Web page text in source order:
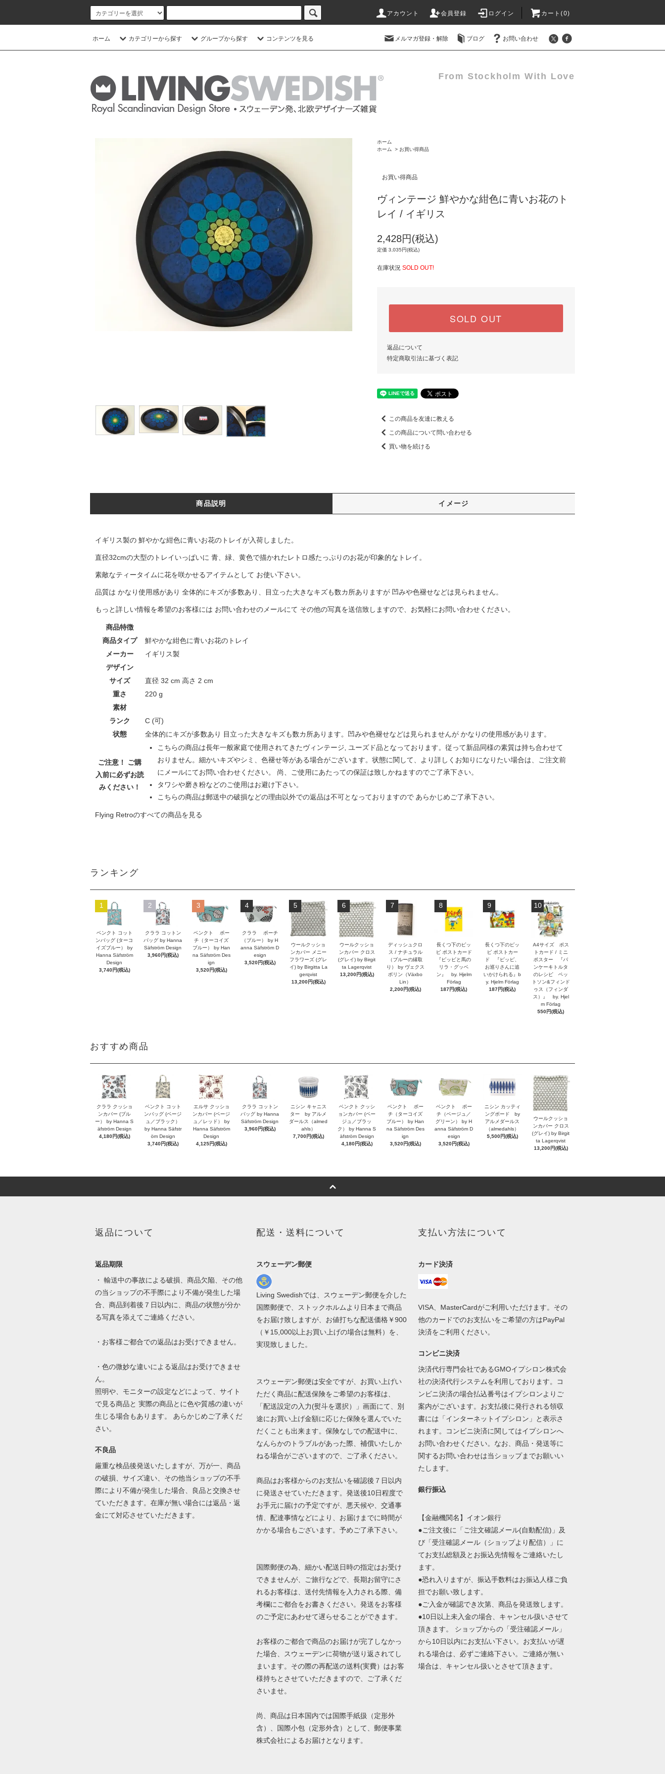
アカウント 会員登録 ログイン カート(0)
ホーム カテゴリーから探す グループから探す コンテンツを見る メルマガ登録・解除 ブログ お問い合わせ
From Stockholm With Love
ホーム
ホーム
> お買い得商品
お買い得商品
ヴィンテージ 鮮やかな紺色に青いお花のト
レイ / イギリス
2,428円(税込)
定価 3,035円(税込)
在庫状況 SOLD OUT!
SOLD OUT
返品について
特定商取引法に基づく表記
この商品を友達に教える
この商品について問い合わせる
買い物を続ける
商品説明 イメージ
イギリス製の 鮮やかな紺色に青いお花のトレイが入荷しました。
直径32cmの大型のトレイいっぱいに 青、緑、黄色で描かれたレトロ感たっぷりのお花が印象的なトレイ。
素敵なティータイムに花を咲かせるアイテムとして お使い下さい。
品質は かなり使用感があり 全体的にキズが多数あり、目立った大きなキズも数カ所ありますが 凹みや色褪せなどは見られません。
もっと詳しい情報を希望のお客様には お問い合わせのメールにて その他の写真を送信致しますので、お気軽にお問い合わせください。
商品特徴
商品タイプ
鮮やかな紺色に青いお花のトレイ
メーカー
イギリス製
デザイン
サイズ
直径 32 cm 高さ 2 cm
重さ
220 g
素材
ランク
C (可)
状態
全体的にキズが多数あり 目立った大きなキズも数カ所あります。凹みや色褪せなどは見られませんが かなりの使用感があります。
ご注意！ ご購
入前に必ずお読
みください！
こちらの商品は長年一般家庭で使用されてきたヴィンテージ, ユーズド品となっております。従って新品同様の素質は持ち合わせて
おりません。細かいキズやシミ、色褪せ等がある場合がございます。状態に関して、より詳しくお知りになりたい場合は、ご注文前
にメールにてお問い合わせください。 尚、ご使用にあたっての保証は致しかねますのでご了承下さい。
タワシや磨き粉などのご使用はお避け下さい。
こちらの商品は郵送中の破損などの理由以外での返品は不可となっておりますので あらかじめご了承下さい。
Flying Retroのすべての商品を見る
ランキング
1
ベンクト コット
ンバッグ (ターコ
イズブルー） by
Hanna Säfström
Design
3,740円(税込)
2
クララ コットン
バッグ by Hanna
Säfström Design
3,960円(税込)
3
ベンクト ポー
チ（ターコイズ
ブルー） by Han
na Säfström Des
ign
3,520円(税込)
4
クララ ポーチ
（ブルー） by H
anna Säfström D
esign
3,520円(税込)
5
ウールクッショ
ンカバー メニー
フラワーズ (グレ
イ) by Birgitta La
gerqvist
13,200円(税込)
6
ウールクッショ
ンカバー クロス
(グレイ) by Birgit
ta Lagerqvist
13,200円(税込)
7
ディッシュクロ
ス / ナチュラル
（ブルーの縁取
り） by ヴェクス
ボリン（Växbo
Lin）
2,200円(税込)
8
長くつ下のピッ
ピ ポストカード
『ピッピと馬の
リラ・グッベ
ン』 by. Hjelm
Förlag
187円(税込)
9
長くつ下のピッ
ピ ポストカー
ド 『ピッピ、
お巡りさんに追
いかけられる』b
y. Hjelm Förlag
187円(税込)
10
A4サイズ ポス
トカード / ミニ
ポスター 『パ
ンケーキトルタ
のレシピ ペッ
トソン&フィンド
ゥス（フィンダ
ス）』 by. Hjel
m Förlag
550円(税込)
おすすめ商品
クララ クッショ
ンカバー (ブル
ー） by Hanna S
äfström Design
4,180円(税込)
ベンクト コット
ンバッグ (ベージ
ュ／ブラック）
by Hanna Säfstr
öm Design
3,740円(税込)
エルサ クッショ
ンカバー (ベージ
ュ／レッド） by
Hanna Säfström
Design
4,125円(税込)
クララ コットン
バッグ by Hanna
Säfström Design
3,960円(税込)
ニシン キャニス
ター by アルメ
ダールス（almed
ahls）
7,700円(税込)
ベンクト クッシ
ョンカバー (ベー
ジュ／ブラッ
ク） by Hanna S
äfström Design
4,180円(税込)
ベンクト ポー
チ（ターコイズ
ブルー） by Han
na Säfström Des
ign
3,520円(税込)
ベンクト ポー
チ（ベージュ／
グリーン） by H
anna Säfström D
esign
3,520円(税込)
ニシン カッティ
ングボード by
アルメダールス
（almedahls）
5,500円(税込)
ウールクッショ
ンカバー クロス
(グレイ) by Birgit
ta Lagerqvist
13,200円(税込)
返品について
返品期限
・ 輸送中の事故による破損、商品欠陥、その他
の当ショップの不手際により不備が発生した場
合、商品到着後７日以内に、商品の状態が分か
る写真を添えてご連絡ください。
・お客様ご都合での返品はお受けできません。
・色の微妙な違いによる返品はお受けできませ
ん。
照明や、モニターの設定などによって、サイト
で見る商品と 実際の商品とに色や質感の違いが
生じる場合もあります。 あらかじめご了承くだ
さい。
不良品
厳重な検品後発送いたしますが、万が一、商品
の破損、サイズ違い、その他当ショップの不手
際により不備が発生した場合、良品と交換させ
ていただきます。在庫が無い場合には返品・返
金にて対応させていただきます。
配送・送料について
スウェーデン郵便
Living Swedishでは、スウェーデン郵便を介した
国際郵便で、ストックホルムより日本まで商品
をお届け致しますが、お値打ちな配送価格￥900
（￥15,000以上お買い上げの場合は無料）を、
実現致しました。
スウェーデン郵便は安全ですが、お買い上げい
ただく商品に配送保険をご希望のお客様は、
「配送設定の入力(熨斗を選択）」画面にて、別
途にお買い上げ金額に応じた保険を選んでいた
だくことも出来ます。保険なしでの配送中に、
なんらかのトラブルがあった際、補償いたしか
ねる場合がございますので、ご了承ください。
商品はお客様からのお支払いを確認後７日以内
に発送させていただきます。発送後10日程度で
お手元に届けの予定ですが、悪天候や、交通事
情、配達事情などにより、お届けまでに時間が
かかる場合もございます。予めご了承下さい。
国際郵便の為、細かい配送日時の指定はお受け
できませんが、ご旅行などで、長期お留守にさ
れるお客様は、送付先情報を入力される際、備
考欄にご都合をお書きください。発送をお客様
のご予定にあわせて遅らせることができます。
お客様のご都合で商品のお届けが完了しなかっ
た場合、スウェーデンに荷物が送り返されてし
まいます。その際の再配送の送料(実費）はお客
様持ちとさせていただきますので、ご了承くだ
さいませ。
尚、商品は日本国内では国際手紙扱（定形外
含）、国際小包（定形外含）として、郵便事業
株式会社によるお届けとなります。
支払い方法について
カード決済
VISA、MasterCardがご利用いただけます。その
他のカードでのお支払いをご希望の方はPayPal
決済をご利用ください。
コンビニ決済
決済代行専門会社であるGMOイプシロン株式会
社の決済代行システムを利用しております。コ
ンビニ決済の場合払込番号はイプシロンよりご
案内がございます。お支払後に発行される領収
書には「インターネットイプシロン」と表示さ
れます。コンビニ決済に関してはイプシロンへ
お問い合わせください。なお、商品・発送等に
関するお問い合わせは当ショップまでお願いい
たします。
銀行振込
【金融機関名】イオン銀行
●ご注文後に「ご注文確認メール(自動配信)」及
び「受注確認メール（ショップより配信）」に
てお支払総額及とお振込先情報をご連絡いたし
ます。
●恐れ入りますが、振込手数料はお振込人様ご負
担でお願い致します。
●ご入金が確認でき次第、商品を発送致します。
●10日以上未入金の場合、キャンセル扱いさせて
頂きます。 ショップからの「受注確認メール」
から10日以内にお支払い下さい。お支払いが遅
れる場合は、必ずご連絡下さい。ご連絡が無い
場合は、キャンセル扱いとさせて頂きます。